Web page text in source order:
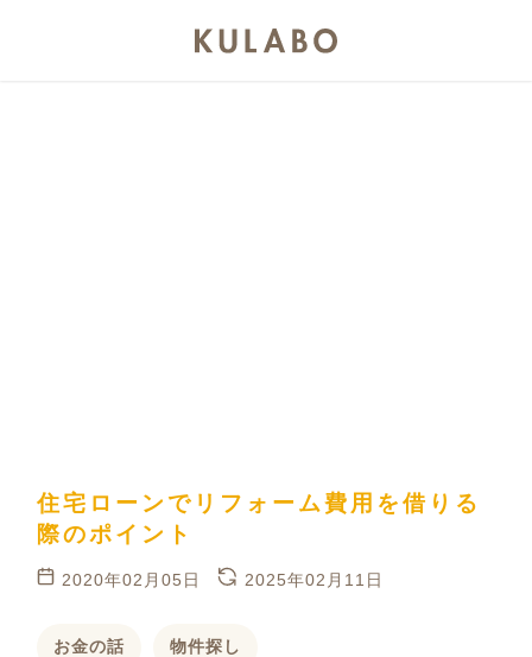
住宅ローンでリフォーム費用を借りる
際のポイント
2020年02月05日 2025年02月11日
お金の話 物件探し